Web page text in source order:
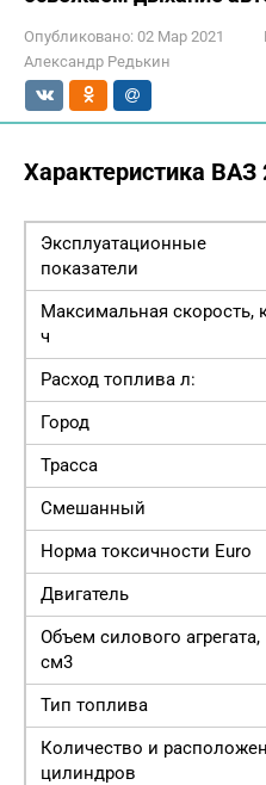
Опубликовано: 02 Мар 2021
Александр Редькин
Характеристика ВАЗ
Эксплуатационные
показатели
Максимальная скорость,
ч
Расход топлива л:
Город
Трасса
Смешанный
Норма токсичности Euro
Двигатель
Объем силового агрегата,
см3
Тип топлива
Количество и
цилиндров